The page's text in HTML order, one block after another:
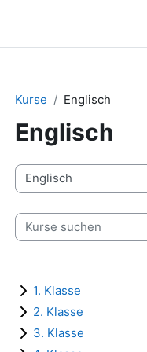
Kurse Englisch
Englisch
Kursbereiche
Kurse suchen
1. Klasse
2. Klasse
3. Klasse